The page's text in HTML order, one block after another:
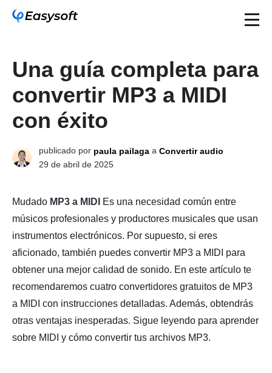
Una guía completa para
convertir MP3 a MIDI
con éxito
publicado por paula pailaga a Convertir audio
29 de abril de 2025
Mudado MP3 a MIDI
Es una necesidad común entre
músicos profesionales y productores musicales que usan
instrumentos electrónicos. Por supuesto, si eres
aficionado, también puedes convertir MP3 a MIDI para
obtener una mejor calidad de sonido. En este artículo te
recomendaremos cuatro convertidores gratuitos de MP3
a MIDI con instrucciones detalladas. Además, obtendrás
otras ventajas inesperadas. Sigue leyendo para aprender
sobre MIDI y cómo convertir tus archivos MP3.